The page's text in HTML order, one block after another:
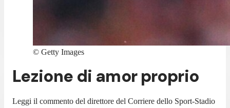
© Getty Images
Lezione di amor proprio
Leggi il commento del direttore del Corriere dello Sport-Stadio